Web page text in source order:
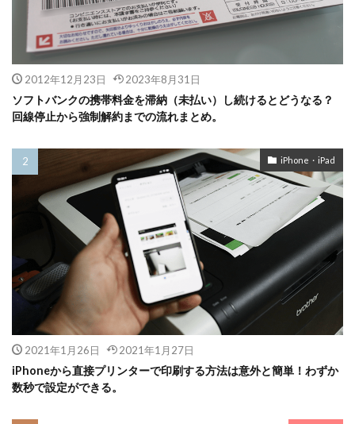
2012年12月23日 2023年8月31日
ソフトバンクの携帯料金を滞納（未払い）し続けるとどうなる？
回線停止から強制解約までの流れまとめ。
iPhone・iPad
2021年1月26日 2021年1月27日
iPhoneから直接プリンターで印刷する方法は意外と簡単！わずか
数秒で設定ができる。